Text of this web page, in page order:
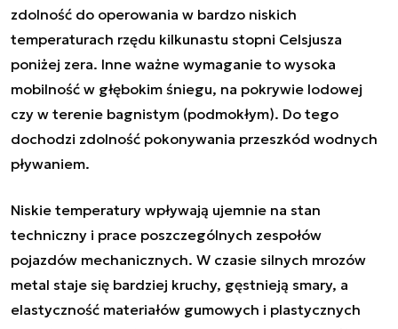
zdolność do operowania w bardzo niskich
temperaturach rzędu kilkunastu stopni Celsjusza
poniżej zera. Inne ważne wymaganie to wysoka
mobilność w głębokim śniegu, na pokrywie lodowej
czy w terenie bagnistym (podmokłym). Do tego
dochodzi zdolność pokonywania przeszkód wodnych
pływaniem.
Niskie temperatury wpływają ujemnie na stan
techniczny i prace poszczególnych zespołów
pojazdów mechanicznych. W czasie silnych mrozów
metal staje się bardziej kruchy, gęstnieją smary, a
elastyczność materiałów gumowych i plastycznych